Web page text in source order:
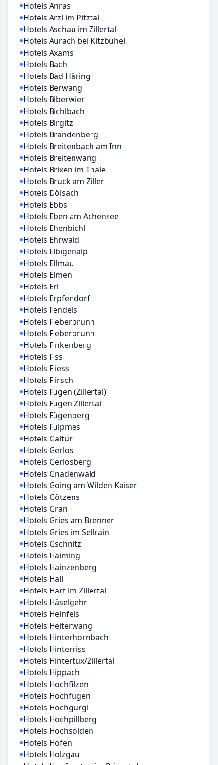
Hotels Anras
Hotels Arzl im Pitztal
Hotels Aschau im Zillertal
Hotels Aurach bei Kitzbühel
Hotels Axams
Hotels Bach
Hotels Bad Häring
Hotels Berwang
Hotels Biberwier
Hotels Bichlbach
Hotels Birgitz
Hotels Brandenberg
Hotels Breitenbach am Inn
Hotels Breitenwang
Hotels Brixen im Thale
Hotels Bruck am Ziller
Hotels Dölsach
Hotels Ebbs
Hotels Eben am Achensee
Hotels Ehenbichl
Hotels Ehrwald
Hotels Elbigenalp
Hotels Ellmau
Hotels Elmen
Hotels Erl
Hotels Erpfendorf
Hotels Fendels
Hotels Fieberbrunn
Hotels Fieberbrunn
Hotels Finkenberg
Hotels Fiss
Hotels Fliess
Hotels Flirsch
Hotels Fügen (Zillertal)
Hotels Fügen Zillertal
Hotels Fügenberg
Hotels Fulpmes
Hotels Galtür
Hotels Gerlos
Hotels Gerlosberg
Hotels Gnadenwald
Hotels Going am Wilden Kaiser
Hotels Götzens
Hotels Grän
Hotels Gries am Brenner
Hotels Gries im Sellrain
Hotels Gschnitz
Hotels Haiming
Hotels Hainzenberg
Hotels Hall
Hotels Hart im Zillertal
Hotels Häselgehr
Hotels Heinfels
Hotels Heiterwang
Hotels Hinterhornbach
Hotels Hinterriss
Hotels Hintertux/Zillertal
Hotels Hippach
Hotels Hochfilzen
Hotels Hochfügen
Hotels Hochgurgl
Hotels Hochpillberg
Hotels Hochsölden
Hotels Höfen
Hotels Holzgau